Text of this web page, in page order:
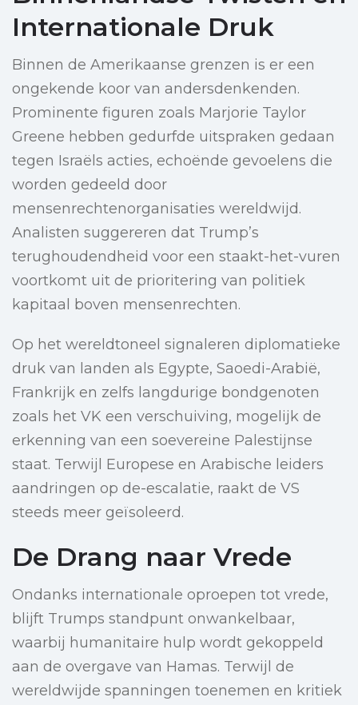
Internationale Druk
Binnen de Amerikaanse grenzen is er een
ongekende koor van andersdenkenden.
Prominente figuren zoals Marjorie Taylor
Greene hebben gedurfde uitspraken gedaan
tegen Israëls acties, echoënde gevoelens die
worden gedeeld door
mensenrechtenorganisaties wereldwijd.
Analisten suggereren dat Trump’s
terughoudendheid voor een staakt-het-vuren
voortkomt uit de prioritering van politiek
kapitaal boven mensenrechten.
Op het wereldtoneel signaleren diplomatieke
druk van landen als Egypte, Saoedi-Arabië,
Frankrijk en zelfs langdurige bondgenoten
zoals het VK een verschuiving, mogelijk de
erkenning van een soevereine Palestijnse
staat. Terwijl Europese en Arabische leiders
aandringen op de-escalatie, raakt de VS
steeds meer geïsoleerd.
De Drang naar Vrede
Ondanks internationale oproepen tot vrede,
blijft Trumps standpunt onwankelbaar,
waarbij humanitaire hulp wordt gekoppeld
aan de overgave van Hamas. Terwijl de
wereldwijde spanningen toenemen en kritiek